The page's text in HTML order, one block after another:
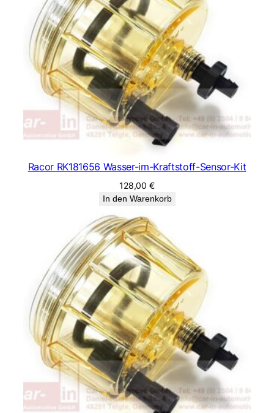
Racor RK181656 Wasser-im-Kraftstoff-Sensor-Kit
128,00€
In den Warenkorb